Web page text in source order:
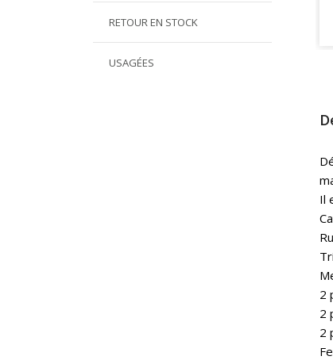
RETOUR EN STOCK
USAGÉES
Il
2
2
2